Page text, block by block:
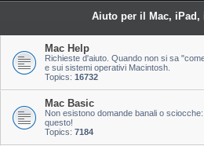
Aiuto per il Mac, iPad,
Mac Help
Richieste d'aiuto. Quando non si sa
e sui sistemi operativi Macintosh.
Topics: 16732
Mac Basic
Non esistono domande banali o
questo!
Topics: 7184